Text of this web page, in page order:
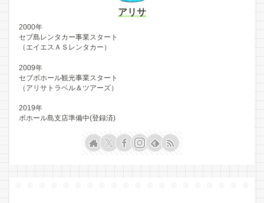
アリサ
2000年
セブ島レンタカー事業スタート
（エイエスＡＳレンタカー）
2009年
セブボホール観光事業スタート
（アリサトラベル＆ツアーズ）
2019年
ボホール島支店準備中(登録済)